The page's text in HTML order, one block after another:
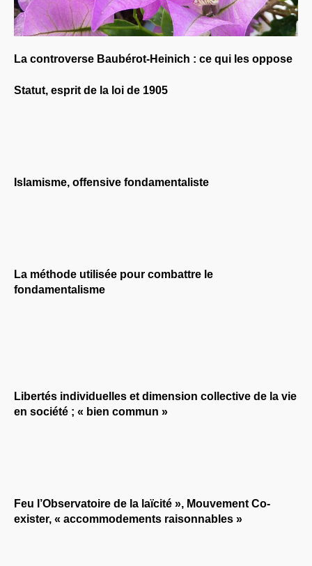
La controverse Baubérot-Heinich : ce qui les oppose
Statut, esprit de la loi de 1905
Islamisme, offensive fondamentaliste
La méthode utilisée pour combattre le
fondamentalisme
Libertés individuelles et dimension collective de la vie
en société ; « bien commun »
Feu l’Observatoire de la laïcité », Mouvement Co-
exister, « accommodements raisonnables »